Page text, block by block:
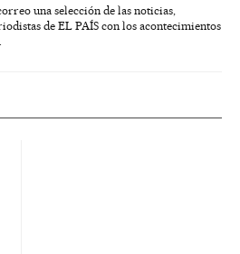
una selección de las noticias,
de EL PAÍS con los acontecimientos